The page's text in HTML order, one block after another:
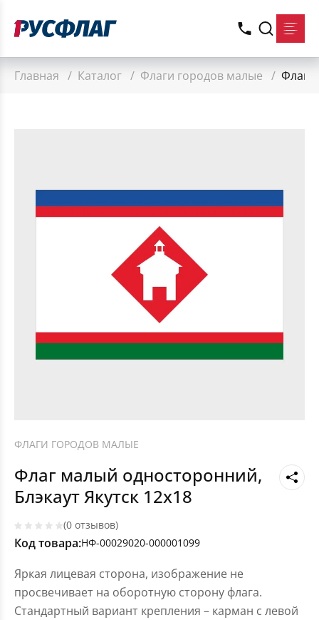
Главная / Каталог / Флаги городов малые / Флаг
ФЛАГИ ГОРОДОВ МАЛЫЕ
Флаг малый односторонний,
Блэкаут Якутск 12х18
(0 отзывов)
Код товара:НФ-00029020-000001099
Яркая лицевая сторона, изображение не
просвечивает на оборотную сторону флага.
Стандартный вариант крепления – карман с левой